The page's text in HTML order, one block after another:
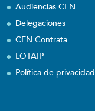
Audiencias CFN
Delegaciones
CFN Contrata
LOTAIP
Política de privacidad